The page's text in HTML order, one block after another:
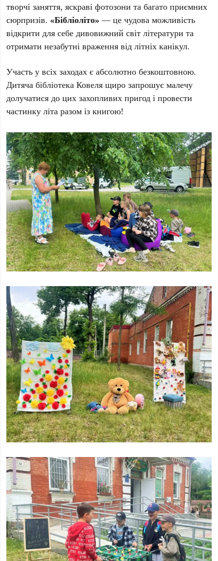
творчі заняття, яскраві фотозони та багато приємних
сюрпризів. «Бібліоліто» — це чудова можливість
відкрити для себе дивовижний світ літератури та
отримати незабутні враження від літніх канікул.
Участь у всіх заходах є абсолютно безкоштовною.
Дитяча бібліотека Ковеля щиро запрошує малечу
долучатися до цих захопливих пригод і провести
частинку літа разом із книгою!